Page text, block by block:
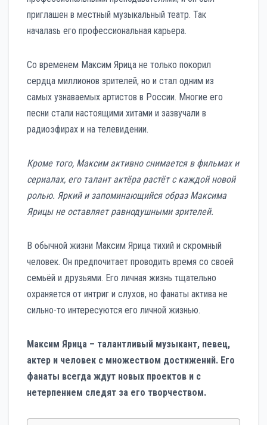
приглашен в местный музыкальный театр. Так
началasь его профессиональная карьера.
Со временем Максим Ярица не только покорил
сердца миллионов зрителей, но и стал одним из
самых узнаваемых артистов в России. Многие его
песни стали настоящими хитами и зазвучали в
радиоэфирах и на телевидении.
Кроме того, Максим активно снимается в фильмах и
сериалах, его талант актёра растёт с каждой новой
ролью. Яркий и запоминающийся образ Максима
Ярицы не оставляет равнодушными зрителей.
В обычной жизни Максим Ярица тихий и скромный
человек. Он предпочитает проводить время со своей
семьёй и друзьями. Его личная жизнь тщательно
охраняется от интриг и слухов, но фанаты актива не
сильно-то интересуются его личной жизнью.
Максим Ярица – талантливый музыкант, певец,
актер и человек с множеством достижений. Его
фанаты всегда ждут новых проектов и с
нетерпением следят за его творчеством.